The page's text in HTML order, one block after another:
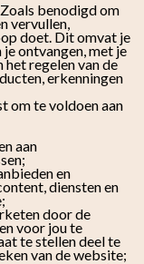
Zoals benodigd om
vervullen,
doet. Dit omvat je
ontvangen, met je
het regelen van de
erkenningen
om te voldoen aan
aan
en
diensten en
door de
voor jou te
te stellen deel te
van de website;